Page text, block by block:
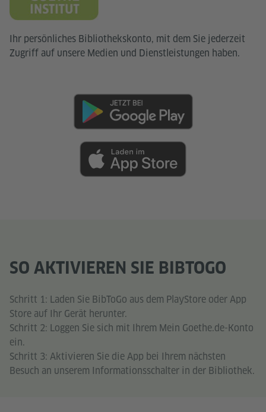
Ihr persönliches Bibliothekskonto, mit dem Sie jederzeit
Zugriff auf unsere Medien und Dienstleistungen haben.
SO AKTIVIEREN SIE BIBTOGO
Schritt 1: Laden Sie BibToGo aus dem PlayStore oder App
Store auf Ihr Gerät herunter.
Schritt 2: Loggen Sie sich mit Ihrem Mein Goethe.de-Konto
ein.
Schritt 3: Aktivieren Sie die App bei Ihrem nächsten
Besuch an unserem Informationsschalter in der Bibliothek.